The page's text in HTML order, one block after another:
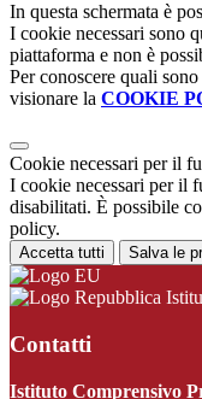
In questa schermata è
I cookie necessari sono
piattaforma e non è
Per conoscere quali
visionare la COOKIE
Cookie necessari per il
I cookie necessari per il
disabilitati. È possibile
policy.
Accetta tutti Salva le
Contatti
Istituto Comprensivo